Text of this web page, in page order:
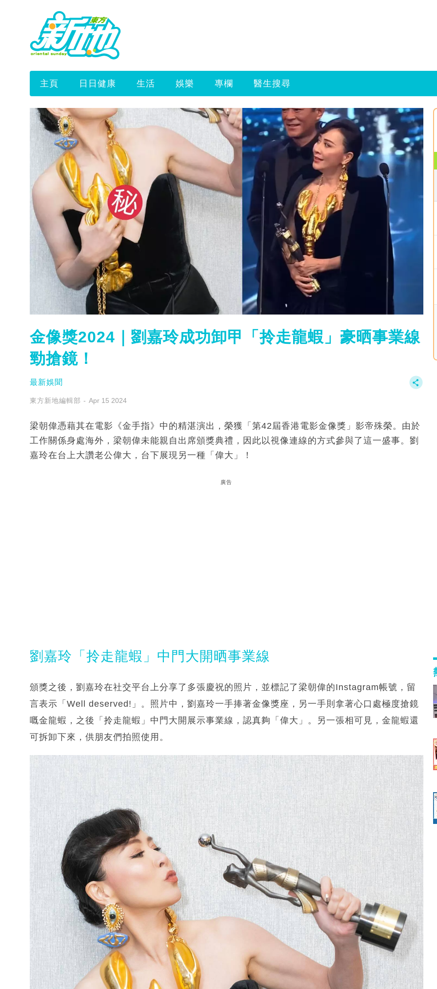
主頁 日日健康 生活 娛樂 專欄 醫生搜尋
金像獎2024｜劉嘉玲成功卸甲「拎走龍蝦」豪晒事業線
勁搶鏡！
最新娛聞
東方新地編輯部 Apr 15 2024
梁朝偉憑藉其在電影《金手指》中的精湛演出，榮獲「第42屆香港電影金像獎」影帝殊榮。由於
工作關係身處海外，梁朝偉未能親自出席頒獎典禮，因此以視像連線的方式參與了這一盛事。劉
嘉玲在台上大讚老公偉大，台下展現另一種「偉大」！
廣告
劉嘉玲「拎走龍蝦」中門大開晒事業線
頒獎之後，劉嘉玲在社交平台上分享了多張慶祝的照片，並標記了梁朝偉的Instagram帳號，留
言表示「Well deserved!」。照片中，劉嘉玲一手捧著金像獎座，另一手則拿著心口處極度搶鏡
嘅金龍蝦，之後「拎走龍蝦」中門大開展示事業線，認真夠「偉大」。另一張相可見，金龍蝦還
可拆卸下來，供朋友們拍照使用。